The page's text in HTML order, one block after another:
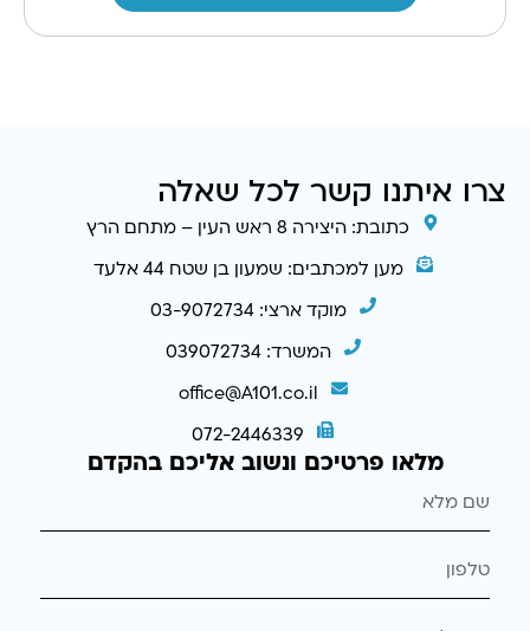
צרו איתנו קשר לכל שאלה
כתובת: היצירה 8 ראש העין – מתחם הרץ
מען למכתבים: שמעון בן שטח 44 אלעד
מוקד ארצי: 03-9072734
המשרד: 039072734
office@A101.co.il
072-2446339
מלאו פרטיכם ונשוב אליכם בהקדם